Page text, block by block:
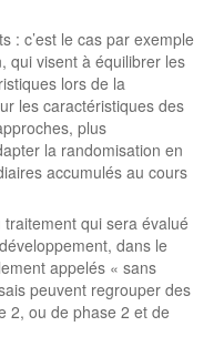
: c’est le cas par exemple
qui visent à équilibrer les
lors de la
les caractéristiques des
plus
la randomisation en
accumulés au cours
qui sera évalué
dans le
appelés « sans
peuvent regrouper des
2, ou de phase 2 et de